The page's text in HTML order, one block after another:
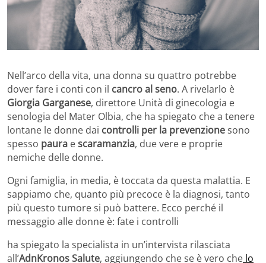
Nell’arco della vita, una donna su quattro potrebbe
dover fare i conti con il cancro al seno. A rivelarlo è
Giorgia Garganese, direttore Unità di ginecologia e
senologia del Mater Olbia, che ha spiegato che a tenere
lontane le donne dai controlli per la prevenzionesono
spesso paura escaramanzia, due vere e proprie
nemiche delle donne.
Ogni famiglia, in media, è toccata da questa malattia. E
sappiamo che, quanto più precoce è la diagnosi, tanto
più questo tumore si può battere. Ecco perché il
messaggio alle donne è: fate i controlli
ha spiegato la specialista in un’intervista rilasciata
all’AdnKronos Salute, aggiungendo che se è vero che lo